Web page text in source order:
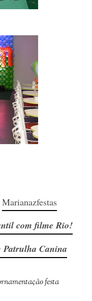
Marianazfestas
com filme Rio!
Patrulha Canina
festa